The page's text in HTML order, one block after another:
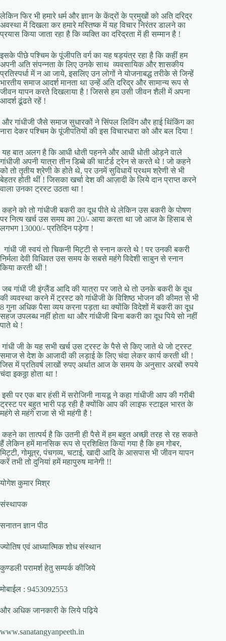
लेकिन फिर भी हमारे धर्म और ज्ञान के केंद्रों के प्रमुखों को अति दरिद्र
अवस्था में दिखला कर हमारे मस्तिष्क में यह विचार निरंतर डालने का
प्रयास किया जाता रहा है कि व्यक्ति का दरिद्रता में ही सम्मान है !
इसके पीछे पश्चिम के पूंजीपति वर्ग का यह षड्यंत्र रहा है कि कहीं हम
अपनी अति संपन्नता के लिए उनके साथ व्यवसायिक और शासकीय
प्रतिस्पर्धा में न आ जाये, इसलिए उन लोगों ने योजनाबद्ध तरीके से जिन्हें
भारतीय समाज आदर्श मानता था उन्हें अति दरिद्र और सामान्य रूप से
जीवन यापन करते दिखलाया है ! जिससे हम उसी जीवन शैली में अपना
आदर्श ढूंढते रहें !
और गांधीजी जैसे समाज सुधारकों ने सिंपल लिविंग और हाई थिंकिंग का
नारा देकर पश्चिम के पूंजीपतियों की इस विचारधारा को और बल दिया !
यह बात अलग है कि आधी धोती पहनने और आधी धोती ओड़ने वाले
गांधीजी अपनी यात्रा तीन डिब्बे की चार्टर्ड ट्रेन से करते थे ! जो कहने
को तो तृतीय श्रेणी के होते थे, पर उनमें सुविधायें प्रथम श्रेणी से भी
बेहतर होती थीं ! जिसका खर्चा देश की आज़ादी के लिये दान प्राप्त करने
वाला उनका ट्रस्ट उठता था !
कहने को तो गांधीजी बकरी का दूध पीते थे लेकिन उस बकरी के पोषण
पर नित्य खर्च उस समय का 20/- आया करता था जो आज के हिसाब से
लगभग 13000/- प्रतिदिन पड़ेगा !
गांधी जी स्वयं तो चिकनी मिट्टी से स्नान करते थे ! पर उनकी बकरी
निर्मला देवी विधिवत उस समय के सबसे महंगे विदेशी साबुन से स्नान
किया करती थी !
जब गांधी जी इंग्लैंड आदि की यात्रा पर जाते थे तो उनके बकरी के दूध
की व्यवस्था करने में ट्रस्ट को गांधीजी के विशिष्ठ भोजन की कीमत से भी
8 गुना अधिक पैसा व्यय करना पड़ता था क्योंकि विदेशों में बकरी का दूध
सहज उपलब्ध नहीं होता था और गांधीजी बिना बकरी का दूध पिये सो नहीं
पाते थे !
गांधी जी के यह सभी खर्च उस ट्रस्ट के पैसे से किए जाते थे जो ट्रस्ट
समाज से देश के आजादी की लड़ाई के लिए चंदा लेकर कार्य करती थी !
जिस में प्रतिवर्ष लाखों रुपए अर्थात आज के समय के अनुसार अरबों रुपये
चंदा इकठ्ठा होता था !
इसी पर एक बार हंसी में सरोजिनी नायडू ने कहा गांधीजी आप की गरीबी
ट्रस्ट पर बहुत भारी पड़ रही है क्योंकि आप की लाइफ स्टाइल भारत के
महंगे से महंगे राजा से भी महंगी है !
कहने का तात्पर्य है कि उतनी ही पैसे में हम बहुत अच्छी तरह से रह सकते
हैं लेकिन हमें मानसिक रूप से प्रशिक्षित किया गया है कि हम गोबर,
मिट्टी, गोमूत्र, पंचगव्य, चटाई, खादी आदि के आसपास भी जीवन यापन
करें तभी तो दुनियां हमें महापुरुष मानेगी !!
योगेश कुमार मिश्र
संस्थापक
सनातन ज्ञान पीठ
ज्योतिष एवं आध्यात्मिक शोध संस्थान
कुण्डली परामर्श हेतु सम्पर्क कीजिये
मोबाईल : 9453092553
और अधिक जानकारी के लिये पढ़िये
www.sanatangyanpeeth.in